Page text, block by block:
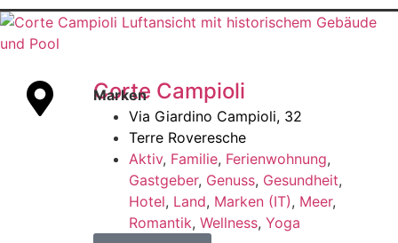
Corte Campioli
Marken
Via Giardino Campioli, 32
Terre Roveresche
Aktiv, Familie, Ferienwohnung,
Gastgeber, Genuss, Gesundheit,
Hotel, Land, Marken (IT), Meer,
Romantik, Wellness, Yoga